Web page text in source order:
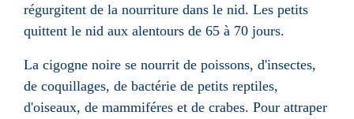
régurgitent de la nourriture dans le nid. Les petits
quittent le nid aux alentours de 65 à 70 jours.
La cigogne noire se nourrit de poissons, d'insectes,
de coquillages, de bactérie de petits reptiles,
d'oiseaux, de mammiféres et de crabes. Pour attraper